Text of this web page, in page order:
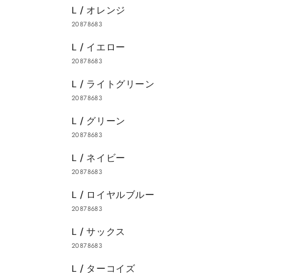
L / オレンジ
20878683
L / イエロー
20878683
L / ライトグリーン
20878683
L / グリーン
20878683
L / ネイビー
20878683
L / ロイヤルブルー
20878683
L / サックス
20878683
L / ターコイズ